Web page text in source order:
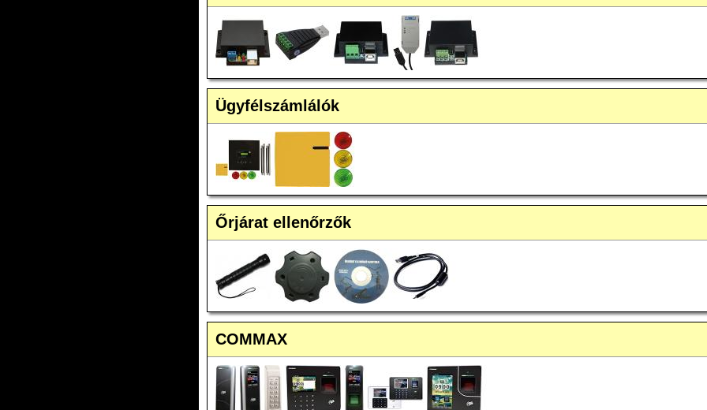
Ügyfélszámlálók
Őrjárat ellenőrzők
COMMAX